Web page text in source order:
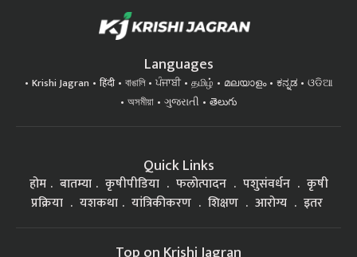
Languages
Krishi Jagran हिंदी বাঙালি ਪੰਜਾਬੀ தமிழ் മലയാളം ಕನ್ನಡ
ଓଡିଆ
অসমীয়া
ગુજરાતી తెలుగు
Quick Links
होम बातम्या कृषीपीडिया फलोत्पादन पशुसंवर्धन
कृषी
प्रक्रिया
यशकथा यांत्रिकीकरण शिक्षण आरोग्य इतर